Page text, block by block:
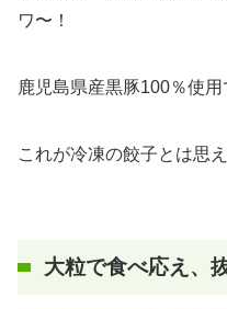
ワ〜！
鹿児島県産黒豚100％使
これが冷凍の餃子とは思
大粒で食べ応え、